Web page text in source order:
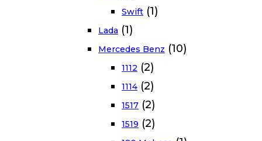
Swift (1)
Lada (1)
Mercedes Benz (10)
1112 (2)
1114 (2)
1517 (2)
1519 (2)